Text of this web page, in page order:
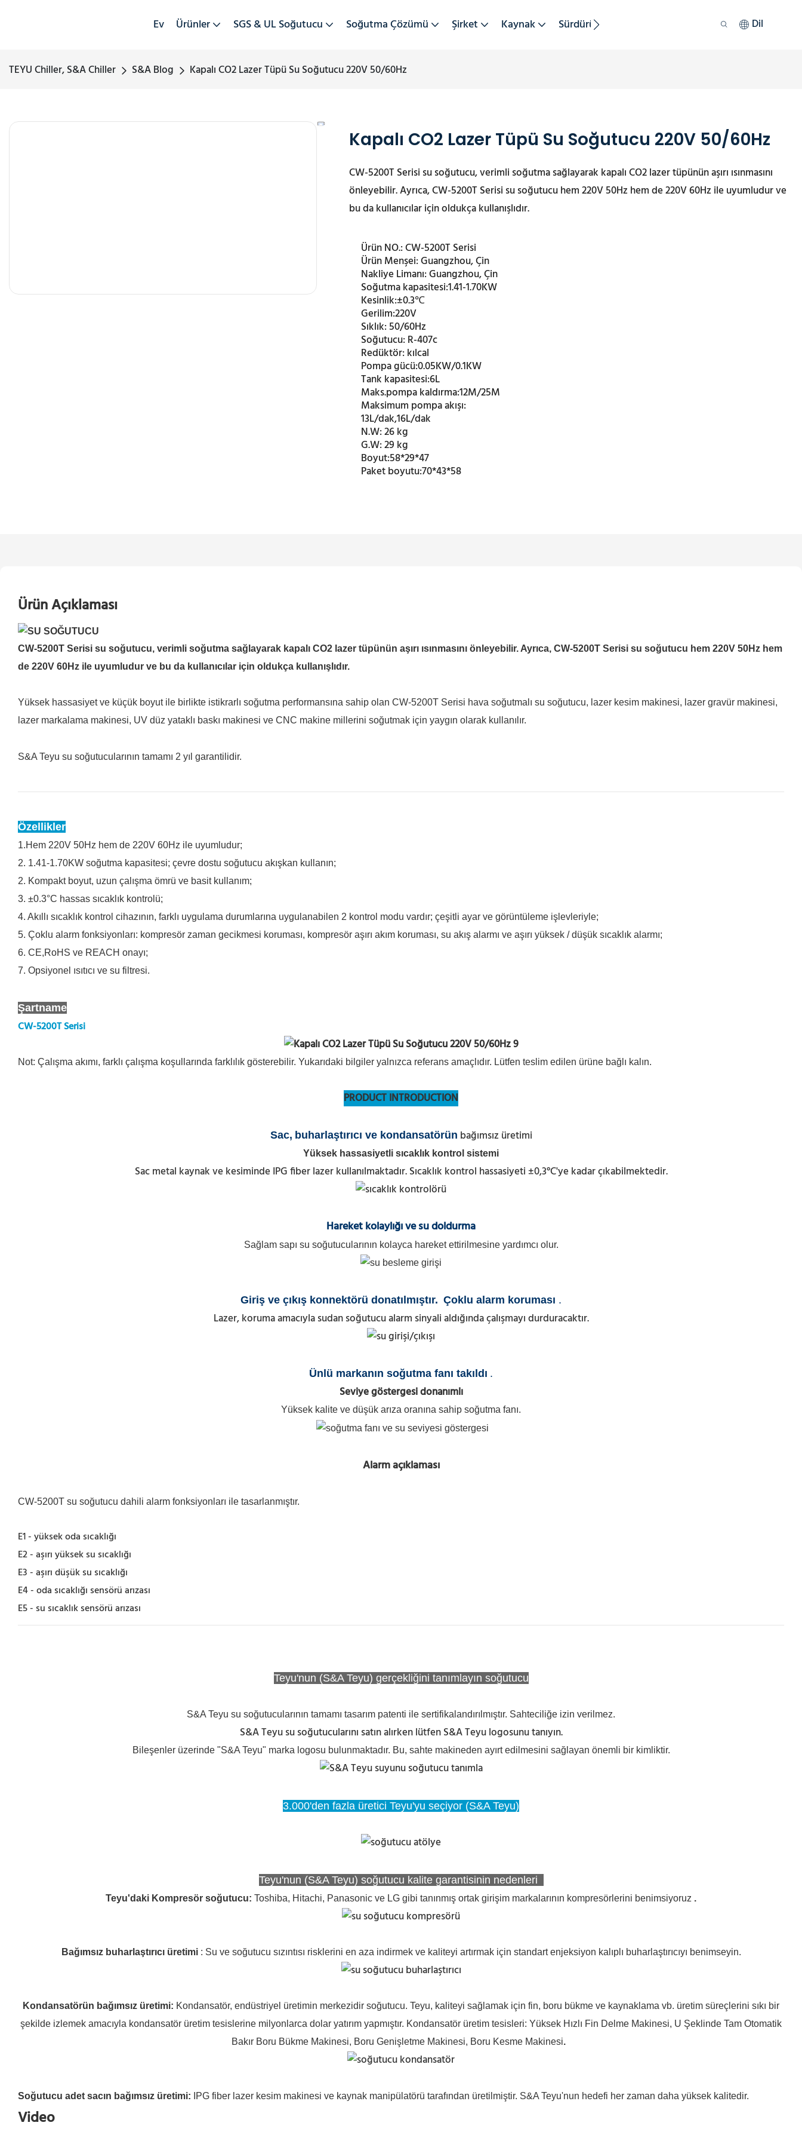
Ev Ürünler SGS & UL Soğutucu Soğutma Çözümü Şirket Kaynak Sürdürülebilirlik Dil
TEYU Chiller, S&A Chiller S&A Blog Kapalı CO2 Lazer Tüpü Su Soğutucu 220V 50/60Hz
Kapalı CO2 Lazer Tüpü Su Soğutucu 220V 50/60Hz
CW-5200T Serisi su soğutucu, verimli soğutma sağlayarak kapalı CO2 lazer tüpünün aşırı ısınmasını
önleyebilir. Ayrıca, CW-5200T Serisi su soğutucu hem 220V 50Hz hem de 220V 60Hz ile uyumludur ve
bu da kullanıcılar için oldukça kullanışlıdır.
Ürün NO.:CW-5200T Serisi
Ürün Menşei:Guangzhou, Çin
Nakliye Limanı:Guangzhou, Çin
Soğutma kapasitesi:1.41-1.70KW
Kesinlik:±0.3℃
Gerilim:220V
Sıklık:50/60Hz
Soğutucu:R-407c
Redüktör:kılcal
Pompa gücü:0.05KW/0.1KW
Tank kapasitesi:6L
Maks.pompa kaldırma:12M/25M
Maksimum pompa akışı:
13L/dak,16L/dak
N.W:26 kg
G.W:29 kg
Boyut:58*29*47
Paket boyutu:70*43*58
Ürün Açıklaması
CW-5200T Serisi su soğutucu, verimli soğutma sağlayarak kapalı CO2 lazer tüpünün aşırı ısınmasını önleyebilir. Ayrıca, CW-5200T Serisi su soğutucu hem 220V 50Hz hem
de 220V 60Hz ile uyumludur ve bu da kullanıcılar için oldukça kullanışlıdır.
Yüksek hassasiyet ve küçük boyut ile birlikte istikrarlı soğutma performansına sahip olan CW-5200T Serisi hava soğutmalı su soğutucu, lazer kesim makinesi, lazer gravür makinesi,
lazer markalama makinesi, UV düz yataklı baskı makinesi ve CNC makine millerini soğutmak için yaygın olarak kullanılır.
S&A Teyu su soğutucularının tamamı 2 yıl garantilidir.
Özellikler
1.Hem 220V 50Hz hem de 220V 60Hz ile uyumludur;
2. 1.41-1.70KW soğutma kapasitesi; çevre dostu soğutucu akışkan kullanın;
2. Kompakt boyut, uzun çalışma ömrü ve basit kullanım;
3. ±0.3°C hassas sıcaklık kontrolü;
4. Akıllı sıcaklık kontrol cihazının, farklı uygulama durumlarına uygulanabilen 2 kontrol modu vardır; çeşitli ayar ve görüntüleme işlevleriyle;
5. Çoklu alarm fonksiyonları: kompresör zaman gecikmesi koruması, kompresör aşırı akım koruması, su akış alarmı ve aşırı yüksek / düşük sıcaklık alarmı;
6. CE,RoHS ve REACH onayı;
7. Opsiyonel ısıtıcı ve su filtresi.
Şartname
CW-5200T Serisi
Not: Çalışma akımı, farklı çalışma koşullarında farklılık gösterebilir. Yukarıdaki bilgiler yalnızca referans amaçlıdır. Lütfen teslim edilen ürüne bağlı kalın.
PRODUCT INTRODUCTION
Sac, buharlaştırıcı ve kondansatörün bağımsız üretimi
Yüksek hassasiyetli sıcaklık kontrol sistemi
Sac metal kaynak ve kesiminde IPG fiber lazer kullanılmaktadır. Sıcaklık kontrol hassasiyeti ±0,3°C'ye kadar çıkabilmektedir.
Hareket kolaylığıve su doldurma
Sağlam sapı su soğutucularının kolayca hareket ettirilmesine yardımcı olur.
Giriş ve çıkış konnektörü donatılmıştır. Çoklu alarm koruması .
Lazer, koruma amacıyla sudan soğutucu alarm sinyali aldığında çalışmayı durduracaktır.
Ünlü markanın soğutma fanı takıldı .
Seviye göstergesi donanımlı
Yüksek kalite ve düşük arıza oranına sahip soğutma fanı.
Alarm açıklaması
CW-5200T su soğutucu dahili alarm fonksiyonları ile tasarlanmıştır.
E1 - yüksek oda sıcaklığı
E2 - aşırı yüksek su sıcaklığı
E3 - aşırı düşük su sıcaklığı
E4 - oda sıcaklığı sensörü arızası
E5 - su sıcaklık sensörü arızası
Teyu'nun (S&A Teyu) gerçekliğini tanımlayın soğutucu
S&A Teyu su soğutucularının tamamı tasarım patenti ile sertifikalandırılmıştır. Sahteciliğe izin verilmez.
S&A Teyu su soğutucularını satın alırken lütfen S&A Teyu logosunu tanıyın.
Bileşenler üzerinde "S&A Teyu" marka logosu bulunmaktadır. Bu, sahte makineden ayırt edilmesini sağlayan önemli bir kimliktir.
3.000'den fazla üretici Teyu'yu seçiyor (S&A Teyu)
Teyu'nun (S&A Teyu) soğutucu kalite garantisinin nedenleri
Teyu'daki Kompresör soğutucu: Toshiba, Hitachi, Panasonic ve LG gibi tanınmış ortak girişim markalarının kompresörlerini benimsiyoruz .
Bağımsız buharlaştırıcı üretimi: Su ve soğutucu sızıntısı risklerini en aza indirmek ve kaliteyi artırmak için standart enjeksiyon kalıplı buharlaştırıcıyı benimseyin.
Kondansatörün bağımsız üretimi: Kondansatör, endüstriyel üretimin merkezidir soğutucu. Teyu, kaliteyi sağlamak için fin, boru bükme ve kaynaklama vb. üretim süreçlerini sıkı bir
şekilde izlemek amacıyla kondansatör üretim tesislerine milyonlarca dolar yatırım yapmıştır. Kondansatör üretim tesisleri: Yüksek Hızlı Fin Delme Makinesi, U Şeklinde Tam Otomatik
Bakır Boru Bükme Makinesi, Boru Genişletme Makinesi, Boru Kesme Makinesi.
Soğutucu adet sacın bağımsız üretimi: IPG fiber lazer kesim makinesi ve kaynak manipülatörü tarafından üretilmiştir. S&A Teyu'nun hedefi her zaman daha yüksek kalitedir.
Video